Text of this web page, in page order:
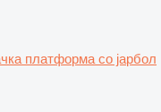
платформа со јарбол